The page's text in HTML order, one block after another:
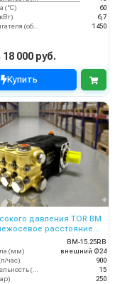
(°C)
60
6,7
Обороты двигателя (об/мин)
1450
18 000 руб.
Купить
давления TOR BM
расстояние
BM-15.25RB
(мм)
внешний Ø24
час)
900
Производительность (л/мин)
15
250